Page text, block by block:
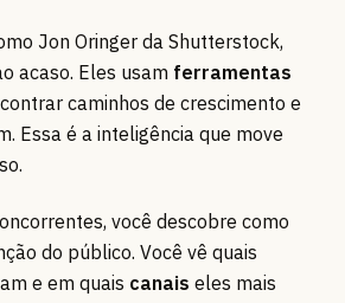
Jon Oringer da Shutterstock,
acaso. Eles usam ferramentas
caminhos de crescimento e
Essa é a inteligência que move
você descobre como
do público. Você vê quais
e em quais canais eles mais